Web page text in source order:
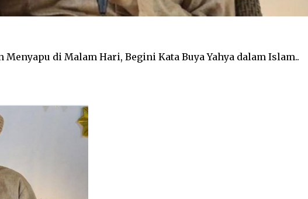
di Malam Hari, Begini Kata Buya Yahya dalam Islam..